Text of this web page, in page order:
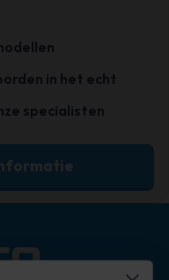
in het echt
specialisten